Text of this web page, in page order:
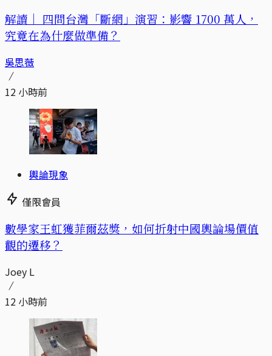
解讀｜ 四問台灣「斷網」演習：影響 1700 萬人，
究竟在為什麼做準備？
吳思薇
12 小時前
輿論現象
僅限會員
數學家王虹獲菲爾茲獎，如何折射中國輿論場價值
觀的遷移？
Joey L
12 小時前